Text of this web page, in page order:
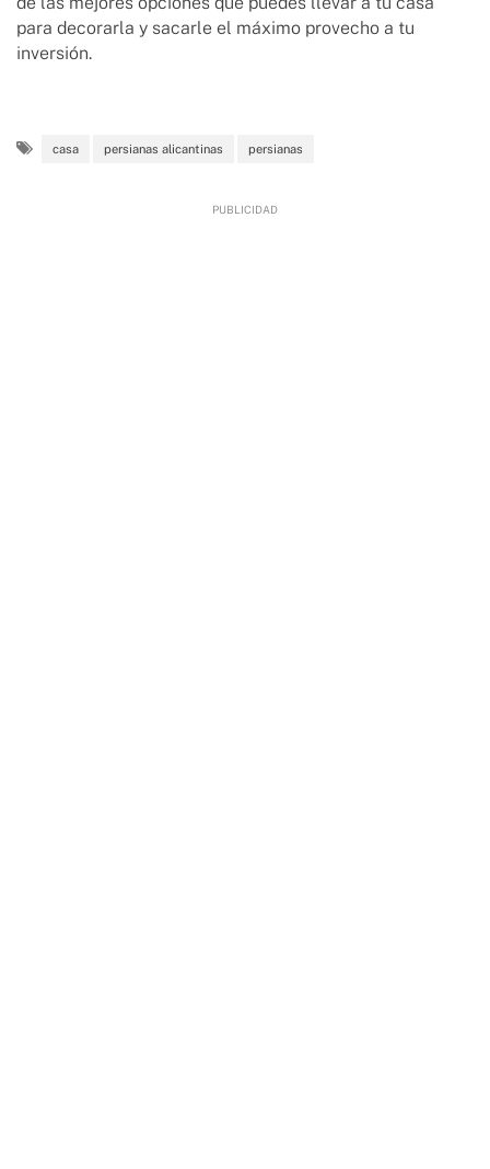
para decorarla y sacarle el máximo provecho a tu
inversión.
casa persianas alicantinas persianas